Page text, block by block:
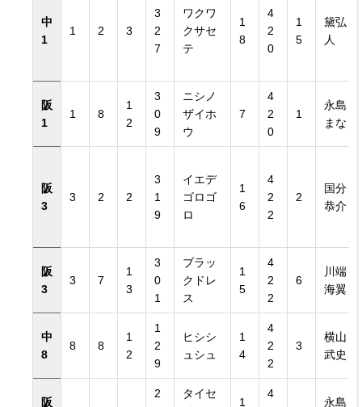
中
1
1 2 3
3
2
7
ワクワ
クサセ
テ
1
8
4
2
0
1
5
黛弘
人
阪
1
1 8
1
2
3
0
9
ニシノ
ザイホ
ウ
7
4
2
0
1
永島
まな
阪
3
3 2 2
3
1
9
イエデ
ゴロゴ
ロ
1
6
4
2
2
2
国分
恭介
阪
3
3 7
1
3
3
0
1
ブラッ
クドレ
ス
1
5
4
2
2
6
川端
海翼
中
8
8 8
1
2
1
2
9
ヒシシ
ュシュ
1
4
4
2
2
3
横山
武史
阪
2
タイセ
1
4
永島